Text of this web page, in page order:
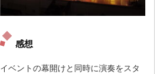
感想
イベントの幕開けと同時に演奏をスタ